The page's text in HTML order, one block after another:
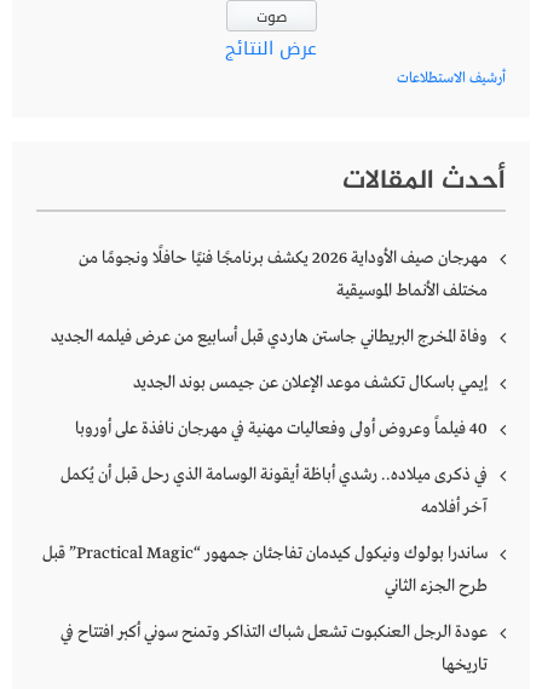
عرض النتائج
أرشيف الاستطلاعات
أحدث المقالات
مهرجان صيف الأوداية 2026 يكشف برنامجًا فنيًا حافلًا ونجومًا من
مختلف الأنماط الموسيقية
وفاة المخرج البريطاني جاستن هاردي قبل أسابيع من عرض فيلمه الجديد
إيمي باسكال تكشف موعد الإعلان عن جيمس بوند الجديد
40 فيلماً وعروض أولى وفعاليات مهنية في مهرجان نافذة على أوروبا
في ذكرى ميلاده.. رشدي أباظة أيقونة الوسامة الذي رحل قبل أن يُكمل
آخر أفلامه
ساندرا بولوك ونيكول كيدمان تفاجئان جمهور “Practical Magic” قبل
طرح الجزء الثاني
عودة الرجل العنكبوت تشعل شباك التذاكر وتمنح سوني أكبر افتتاح في
تاريخها